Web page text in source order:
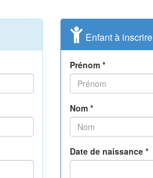
Enfant à inscrire
Prénom *
Nom *
Date de naissance *